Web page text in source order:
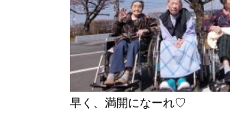
早く、満開になーれ♡
の
記